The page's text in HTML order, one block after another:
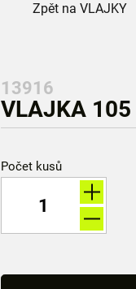
Zpět na VLAJKY
13916
VLAJKA 105
Počet kusů